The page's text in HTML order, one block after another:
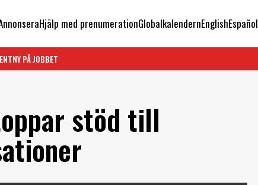
Hjälp med prenumerationGlobalkalendernEnglishEspañol
NY PÅ JOBBET
stöd till